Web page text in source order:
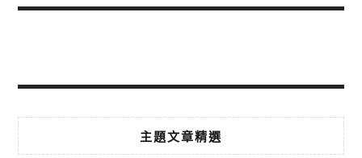
主題文章精選